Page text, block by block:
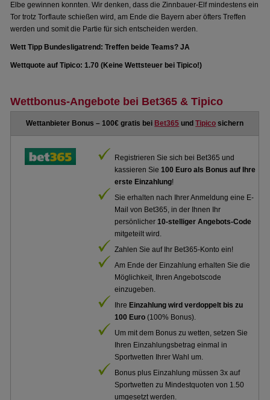
Elbe gewinnen konnten. Wir denken, dass die Zinnbauer-Elf mindestens ein
Tor trotz Torflaute schießen wird, am Ende die Bayern aber öfters Treffen
werden und somit die Partie für sich entscheiden werden.
Wett Tipp Bundesligatrend: Treffen beide Teams? JA
Wettquote auf Tipico: 1.70 (Keine Wettsteuer bei Tipico!)
Wettbonus-Angebote bei Bet365 & Tipico
Wettanbieter Bonus – 100€ gratis bei Bet365 undTipico sichern
Registrieren Sie sich bei Bet365 und
kassieren Sie100 Euro als Bonus auf Ihre
erste Einzahlung!
Sie erhalten nach Ihrer Anmeldung eine E-
Mail von Bet365, in der Ihnen Ihr
persönlicher10-stelliger Angebots-Code
mitgeteilt wird.
Zahlen Sie auf Ihr Bet365-Konto ein!
Am Ende der Einzahlung erhalten Sie die
Möglichkeit, Ihren Angebotscode
einzugeben.
Ihre Einzahlung wird verdoppelt bis zu
100 Euro (100% Bonus).
Um mit dem Bonus zu wetten, setzen Sie
Ihren Einzahlungsbetrag einmal in
Sportwetten Ihrer Wahl um.
Bonus plus Einzahlung müssen 3x auf
Sportwetten zu Mindestquoten von 1.50
umgesetzt werden.